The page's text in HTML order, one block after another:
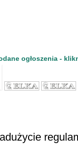
ogłoszenia -